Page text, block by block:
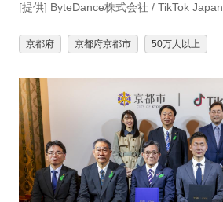
[提供] ByteDance株式会社 / TikTok Japan
京都府 京都府京都市 50万人以上